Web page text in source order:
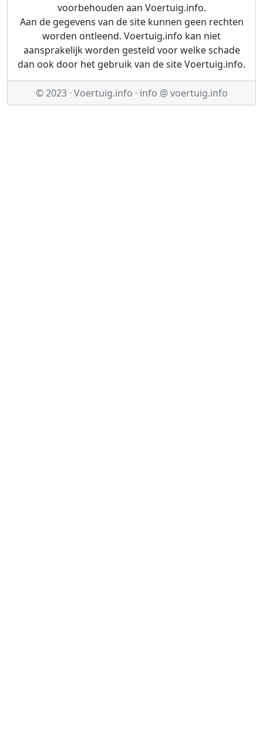
voorbehouden aan Voertuig.info.
Aan de gegevens van de site kunnen geen rechten
worden ontleend. Voertuig.info kan niet
aansprakelijk worden gesteld voor welke schade
dan ook door het gebruik van de site Voertuig.info.
© 2023 · Voertuig.info · info @ voertuig.info